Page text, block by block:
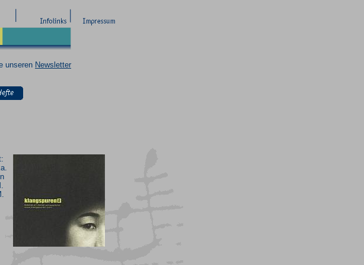
unseren Newsletter